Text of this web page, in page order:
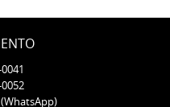
(WhatsApp)